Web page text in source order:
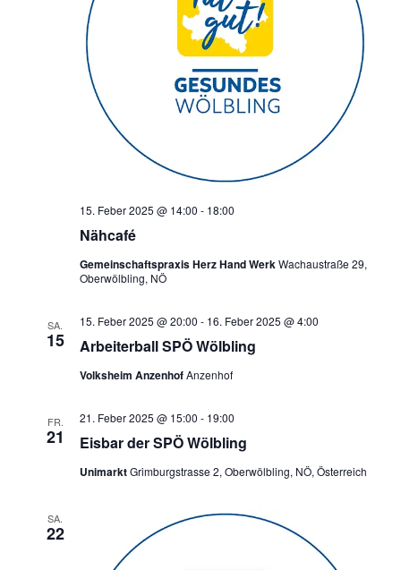
Nähcafé
15. Feber 2025 @ 14:00 - 18:00
Gemeinschaftspraxis Herz Hand WerkWachaustraße 29,
Oberwölbling, NÖ
SA.
15 Arbeiterball SPÖ Wölbling
15. Feber 2025 @ 20:00 - 16. Feber 2025 @ 4:00
Volksheim AnzenhofAnzenhof
FR.
21 Eisbar der SPÖ Wölbling
21. Feber 2025 @ 15:00 - 19:00
UnimarktGrimburgstrasse 2, Oberwölbling, NÖ, Österreich
SA.
22